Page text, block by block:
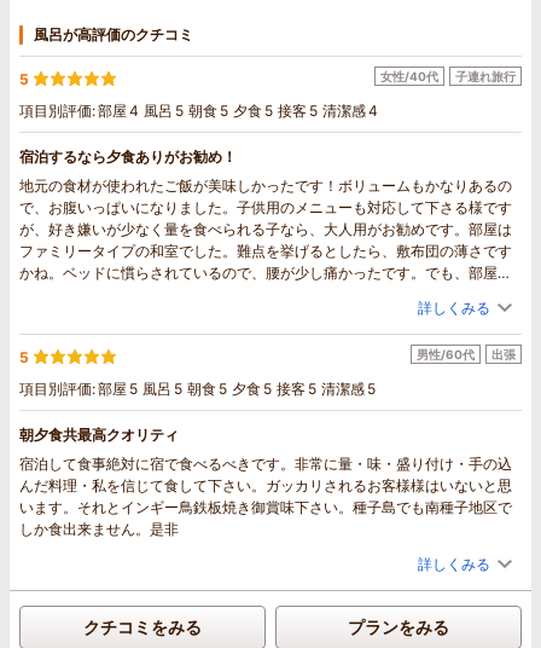
風呂が高評価のクチコミ
5
項目別評価:部屋 4 風呂 5 朝食 5 夕食 5 接客 5 清潔感4
女性/40代 子連れ旅行
宿泊するなら夕食ありがお勧め！
地元の食材が使われたご飯が美味しかったです！ボリュームもかなりあるの
で、お腹いっぱいになりました。子供用のメニューも対応して下さる様です
が、好き嫌いが少なく量を食べられる子なら、大人用がお勧めです。部屋は
ファミリータイプの和室でした。難点を挙げるとしたら、敷布団の薄さです
かね。ベッドに慣らされているので、腰が少し痛かったです。でも、部屋が
湯が温泉なので、湯船をためて入ったら疲れが取れました。種子島に行った
らまた利用したいです。
詳しくみる
5
項目別評価:部屋 5 風呂 5 朝食 5 夕食 5 接客 5 清潔感 5
男性/60代 出張
朝夕食共最高クオリティ
宿泊して食事絶対に宿で食べるべきです。非常に量・味・盛り付け・手の込
んだ料理・私を信じて食して下さい。ガッカリされるお客様様はいないと思
います。それとインギー鳥鉄板焼き御賞味下さい。種子島でも南種子地区で
しか食出来ません。是非
詳しくみる
クチコミをみる プランをみる